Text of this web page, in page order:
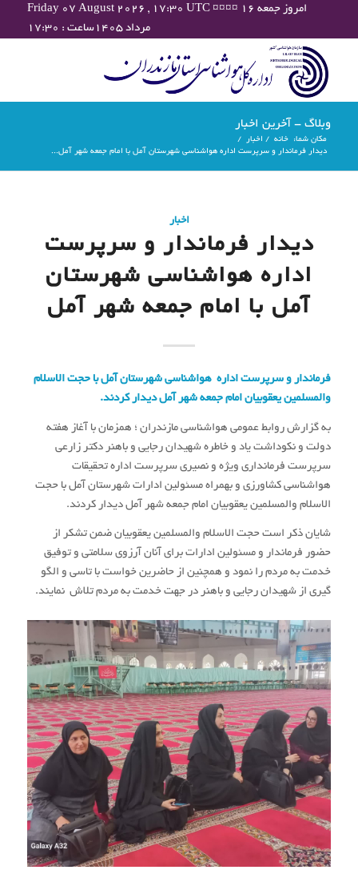
Friday 07 August 2026 , 17:30 UTC ¤¤¤¤ امروز جمعه ۱۶
مرداد ۱۴۰۵ساعت : ۱۷:۳۰
وبلاگ - آخرین اخبار
مکان شما: خانه / اخبار
/
دیدار فرماندار و سرپرست اداره هواشناسی شهرستان آمل با امام جمعه شهر آمل...
اخبار
دیدار فرماندار و سرپرست
اداره هواشناسی شهرستان
آمل با امام جمعه شهر آمل
فرماندار و سرپرست‌ اداره هواشناسی شهرستان آمل با حجت الاسلام
والمسلمین یعقوبیان امام جمعه شهر آمل دیدار کردند.
به گزارش روابط عمومی هواشناسی مازندران ؛ همزمان با آغاز هفته
دولت و نکوداشت یاد و خاطره شهیدان رجایی و باهنر دکتر زارعی
سرپرست فرمانداری ویژه و نصیری سرپرست‌ اداره تحقیقات
هواشناسی کشاورزی و بهمراه مسئولین ادارات شهرستان آمل با حجت
الاسلام والمسلمین یعقوبیان امام جمعه شهر آمل دیدار کردند.
شایان ذکر است حجت الاسلام والمسلمین یعقوبیان ضمن تشکر از
حضور فرماندار و مسئولین ادارات برای آنان آرزوی سلامتی و توفیق
خدمت به مردم را نمود و همچنین از حاضرین خواست با تاسی و الگو
گیری از شهیدان رجایی و باهنر در جهت خدمت به مردم تلاش نمایند.